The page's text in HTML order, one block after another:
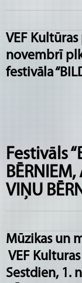
VEF
novembrī
festivāla
Festivāls
VIŅU
Mūzikas un
VEF
Sestdien, 1.